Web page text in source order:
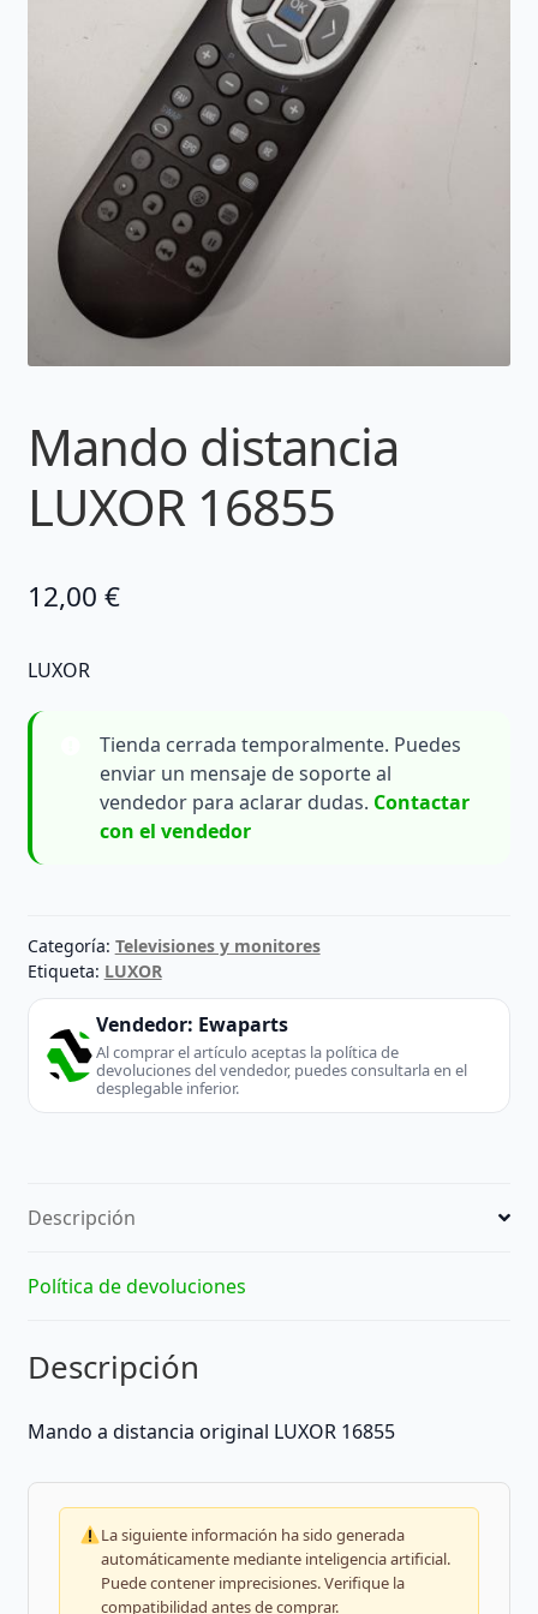
Mando distancia
LUXOR 16855
12,00 €
LUXOR
Tienda cerrada temporalmente. Puedes
enviar un mensaje de soporte al
vendedor para aclarar dudas. Contactar
con el vendedor
Categoría: Televisiones y monitores
Etiqueta: LUXOR
Vendedor: Ewaparts
Al comprar el artículo aceptas la política de
devoluciones del vendedor, puedes consultarla en el
desplegable inferior.
Descripción
Política de devoluciones
Descripción
Mando a distancia original LUXOR 16855
La siguiente información ha sido generada
automáticamente mediante inteligencia artificial.
Puede contener imprecisiones. Verifique la
compatibilidad antes de comprar.